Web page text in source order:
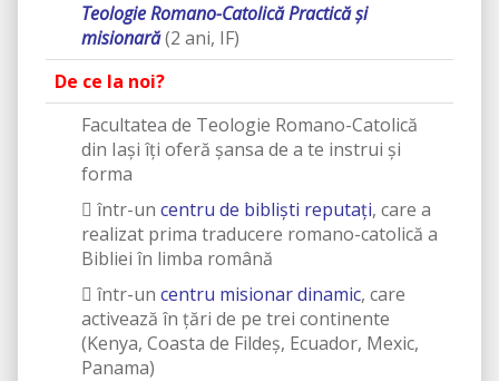
Teologie Romano-Catolică Practică și
misionară(2 ani, IF)
De ce la noi?
Facultatea de Teologie Romano-Catolică
din Iaşi îţi oferă şansa de a te instrui şi
forma
 într-un centru de biblişti reputaţi, care a
realizat prima traducere romano-catolică a
Bibliei în limba română
 într-un centru misionar dinamic, care
activează în ţări de pe trei continente
(Kenya, Coasta de Fildeş, Ecuador, Mexic,
Panama)